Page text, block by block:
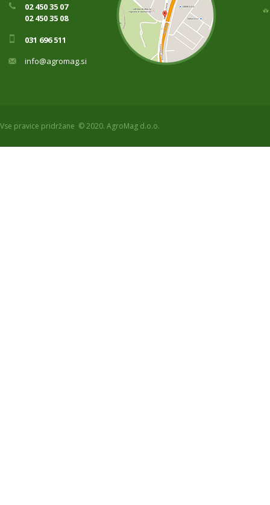
02 450 35 07
02 450 35 08
031 696 511
info@agromag.si
Vse pravice pridržane © 2020. AgroMag d.o.o.